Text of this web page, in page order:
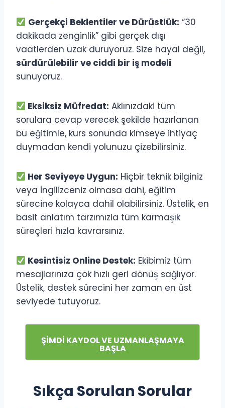
Gerçekçi Beklentiler ve Dürüstlük: “30
dakikada zenginlik” gibi gerçek dışı
vaatlerden uzak duruyoruz. Size hayal değil,
sürdürülebilir ve ciddi bir iş modeli
sunuyoruz.
Eksiksiz Müfredat: Aklınızdaki tüm
sorulara cevap verecek şekilde hazırlanan
bu eğitimle, kurs sonunda kimseye ihtiyaç
duymadan kendi yolunuzu çizebilirsiniz.
Her Seviyeye Uygun: Hiçbir teknik bilginiz
veya İngilizceniz olmasa dahi, eğitim
sürecine kolayca dahil olabilirsiniz. Üstelik, en
basit anlatım tarzımızla tüm karmaşık
süreçleri hızla kavrarsınız.
Kesintisiz Online Destek: Ekibimiz tüm
mesajlarınıza çok hızlı geri dönüş sağlıyor.
Üstelik, destek sürecini her zaman en üst
seviyede tutuyoruz.
ŞİMDİ KAYDOL VE UZMANLAŞMAYA
BAŞLA
Sıkça Sorulan Sorular